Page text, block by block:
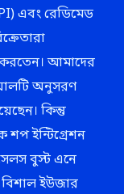
এবং রেডিমেড
করতেন। আমাদের
অনুসরণ
কিন্তু
শপ ইন্টিগ্রেশন
বুস্ট এনে
ইউজার